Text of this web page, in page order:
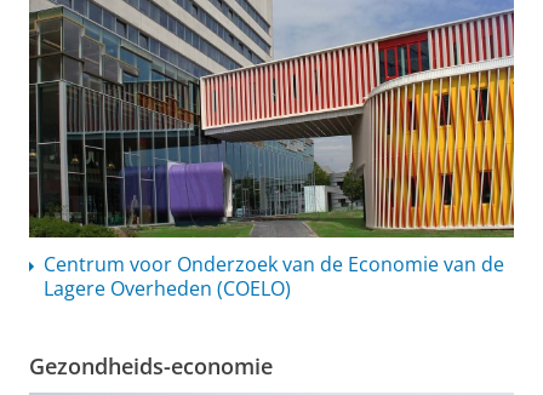
Centrum voor Onderzoek van de Economie van de
Lagere Overheden (COELO)
Gezondheids-economie